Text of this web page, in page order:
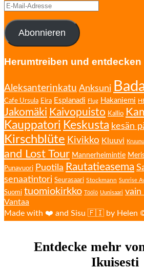
E-
Adresse
Abonnieren
Herumtreiben und entdecken
Aleksanterinkatu Anksuni
Cafe Ursula Eira Esplanadi Flug Hakaniemi
Jakomäki Kaivopuisto Kallio
Kauppatori Keskusta kesän
Kirschblüte Kivikko Kluuvi
and Lost Tour Mannerheimintie
Punavuori Puotila Rautatieasema
senaatintori Seurasaari Stockmann Sunrise
Suomi tuomiokirkko Töölö Uunisaari vain
Vantaa
Made with ❤️ and Sisu 🇫🇮 by Helen
Entdecke mehr
Ikuisesti